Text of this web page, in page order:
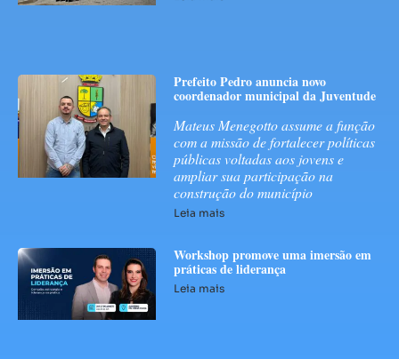
Prefeito Pedro anuncia novo
coordenador municipal da Juventude
Mateus Menegotto assume a função
com a missão de fortalecer políticas
públicas voltadas aos jovens e
ampliar sua participação na
construção do município
Leia mais
Workshop promove uma imersão em
práticas de liderança
Leia mais